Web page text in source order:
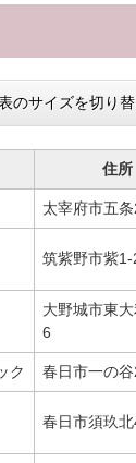
のサイズを切り
住所
太宰府市五
筑紫野市紫
大野城市東
6
ク 春日市一の谷
春日市須玖